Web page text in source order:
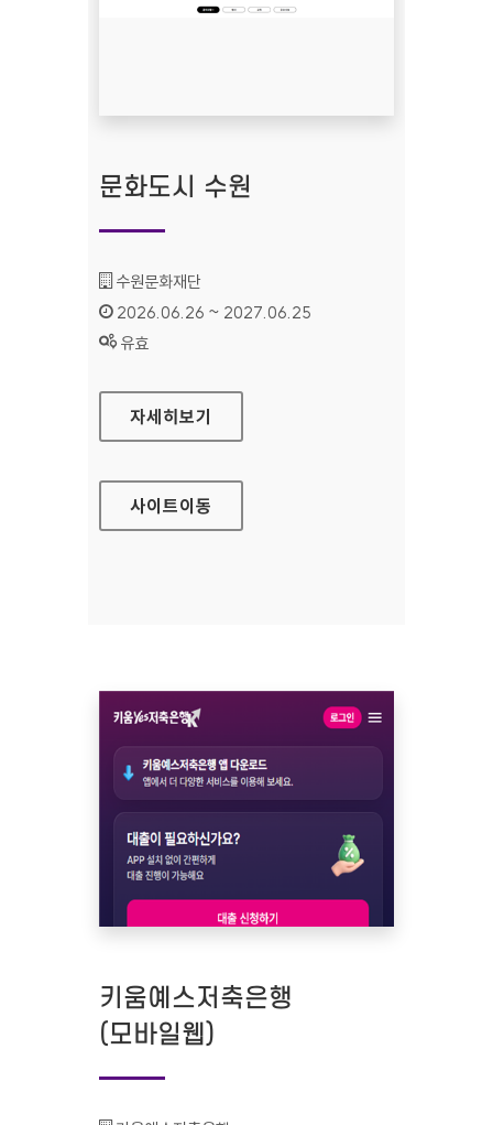
문화도시 수원
기관명 :
수원문화재단
인증기간 :
2026.06.26 ~ 2027.06.25
상태 :
유효
문화도시 수원
자세히보기
사이트이동
키움예스저축은행
(모바일웹)